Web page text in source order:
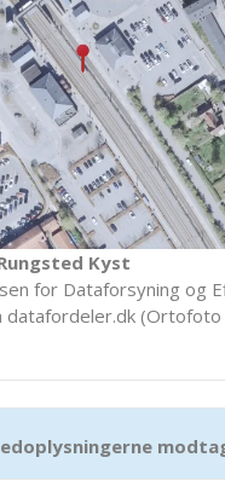
Kyst
for Dataforsyning og